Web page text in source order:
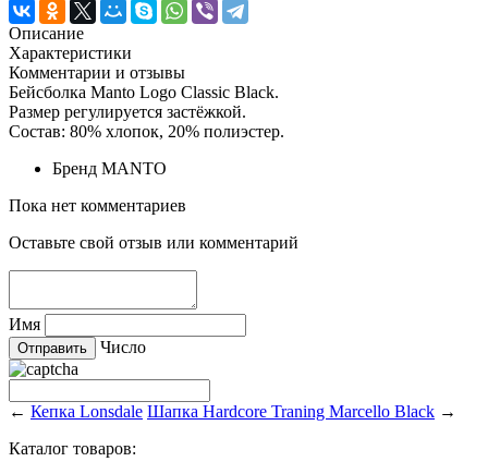
Описание
Характеристики
Комментарии и отзывы
Бейсболка Manto Logo Classic Black.
Размер регулируется застёжкой.
Состав: 80% хлопок, 20% полиэстер.
Бренд MANTO
Пока нет комментариев
Оставьте свой отзыв или комментарий
Имя
Число
← Кепка Lonsdale Шапка Hardcore Traning Marcello Black →
Каталог товаров: